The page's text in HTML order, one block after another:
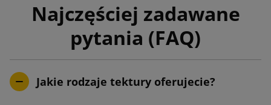
Najczęściej zadawane
pytania (FAQ)
Jakie rodzaje tektury oferujecie?